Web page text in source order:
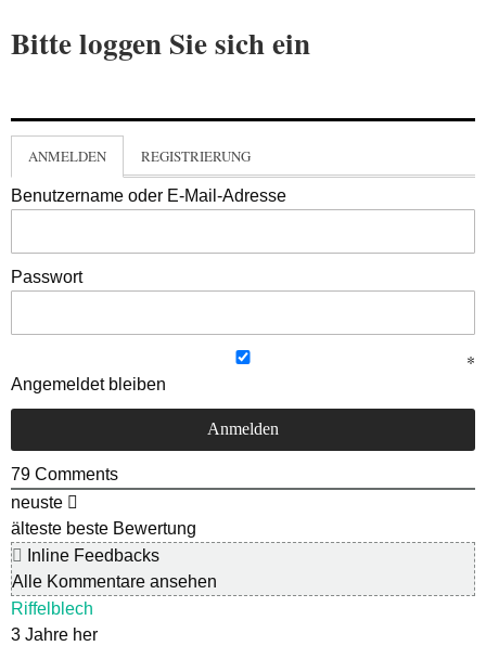
Bitte loggen Sie sich ein
ANMELDEN REGISTRIERUNG
Benutzername oder E-Mail-Adresse
Passwort
Angemeldet bleiben
79 Comments
neuste
älteste beste Bewertung
Inline Feedbacks
Alle Kommentare ansehen
Riffelblech
3 Jahre her